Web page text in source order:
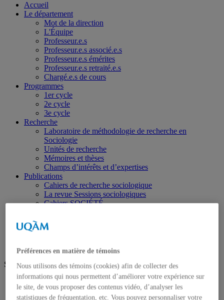
Accueil
Le département
Mot de la direction
L'Équipe
Professeur.e.s
Professeur.e.s associé.e.s
Professeur.e.s émérites
Professeur.e.s retraité.e.s
Chargé.e.s de cours
Programmes
1er cycle
2e cycle
3e cycle
Recherche
Laboratoire de méthodologie de recherche en
Sociologie
Unités de recherche
Mémoires et thèses
Champs d’intérêts et d’expertises
Publications
Cahiers de recherche sociologique
La revue Sessions sociologiques
Cahiers SOCIÉTÉ
l’environnement
Portraits
Suivez-nous
Facebook
Futur.e.s étudiant.e.s
Préférences en matière de témoins
Nous utilisons des témoins (cookies) afin de collecter des
informations qui nous permettent d’améliorer votre expérience sur
le site, de vous proposer des contenus vidéo, d’analyser les
statistiques de fréquentation, etc. Vous pouvez personnaliser votre